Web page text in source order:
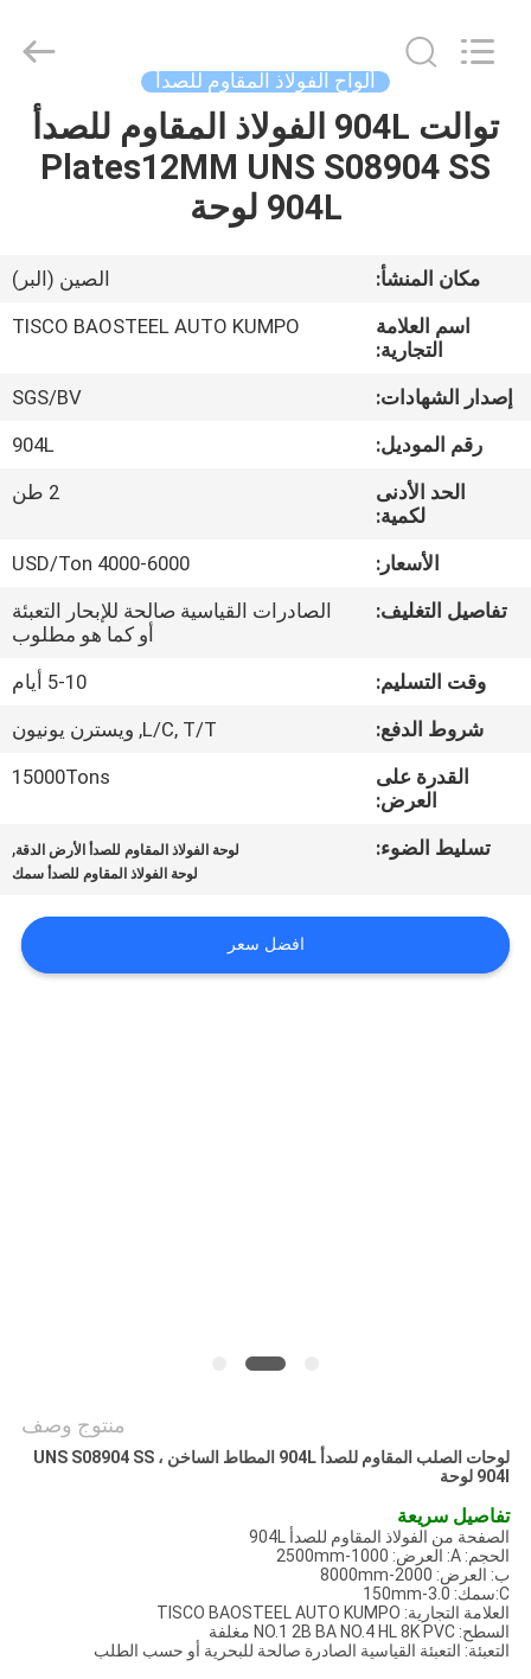
منزل،
بيت
معلومات
جولة
مراقبة
الجودة
اتصل
COMPANY
INDUSTRIAL
Reserved.
ألواح الفولاذ المقاوم للصدأ
توالت 904L الفولاذ المقاوم للصدأ
Plates12MM UNS S08904 SS
904L لوحة
مكان المنشأ:
الصين (البر)
اسم العلامة
التجارية:
TISCO BAOSTEEL AUTO KUMPO
إصدار الشهادات:
SGS/BV
رقم الموديل:
904L
الحد الأدنى
لكمية:
2 طن
الأسعار:
4000-6000 USD/Ton
تفاصيل التغليف:
الصادرات القياسية صالحة للإبحار التعبئة
أو كما هو مطلوب
وقت التسليم:
5-10 أيام
شروط الدفع:
L/C, T/T, ويسترن يونيون
القدرة على
العرض:
15000Tons
تسليط الضوء: لوحة الفولاذ المقاوم للصدأ الأرض الدقة,
لوحة الفولاذ المقاوم للصدأ سمك
افضل سعر
منتوج وصف
لوحات الصلب المقاوم للصدأ 904L المطاط الساخن ، UNS S08904 SS
904l لوحة
تفاصيل سريعة
الصفحة من الفولاذ المقاوم للصدأ 904L
الحجم: A: العرض: 1000-2500mm
ب: العرض: 2000-8000mm
C:سمك: 3.0-150mm
العلامة التجارية: TISCO BAOSTEEL AUTO KUMPO
السطح: NO.1 2B BA NO.4 HL 8K PVC مغلفة
التعبئة: التعبئة القياسية الصادرة صالحة للبحرية أو حسب الطلب